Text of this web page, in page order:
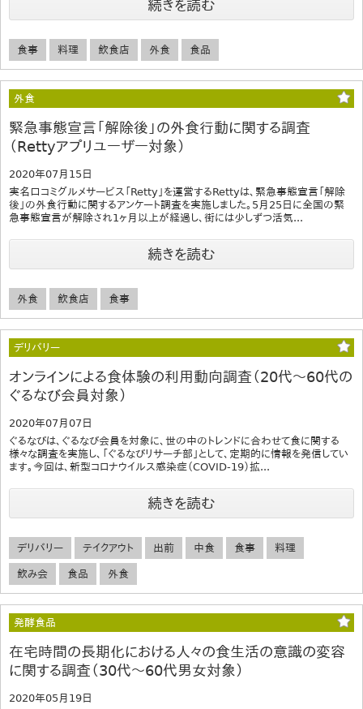
続きを読む
食事 料理 飲食店 外食 食品
外食
緊急事態宣言「解除後」の外食行動に関する調査
（Rettyアプリユーザー対象）
2020年07月15日
実名口コミグルメサービス「Retty」を運営するRettyは、緊急事態宣言「解除
後」の外食行動に関するアンケート調査を実施しました。5月25日に全国の緊
急事態宣言が解除され1ヶ月以上が経過し、街には少しずつ活気...
続きを読む
外食 飲食店 食事
デリバリー
オンラインによる食体験の利用動向調査（20代～60代の
ぐるなび会員対象）
2020年07月07日
ぐるなびは、ぐるなび会員を対象に、世の中のトレンドに合わせて食に関する
様々な調査を実施し、「ぐるなびリサーチ部」として、定期的に情報を発信してい
ます。今回は、新型コロナウイルス感染症（COVID-19）拡...
続きを読む
デリバリー テイクアウト 出前 中食 食事 料理
飲み会 食品 外食
発酵食品
在宅時間の長期化における人々の食生活の意識の変容
に関する調査（30代～60代男女対象）
2020年05月19日